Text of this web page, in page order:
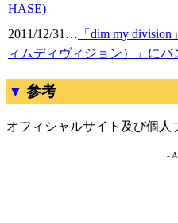
HASE)
2011/12/31 … 「dim my
ィムディヴィジョン）」にバ
参考
オフィシャルサイト及び個人
-